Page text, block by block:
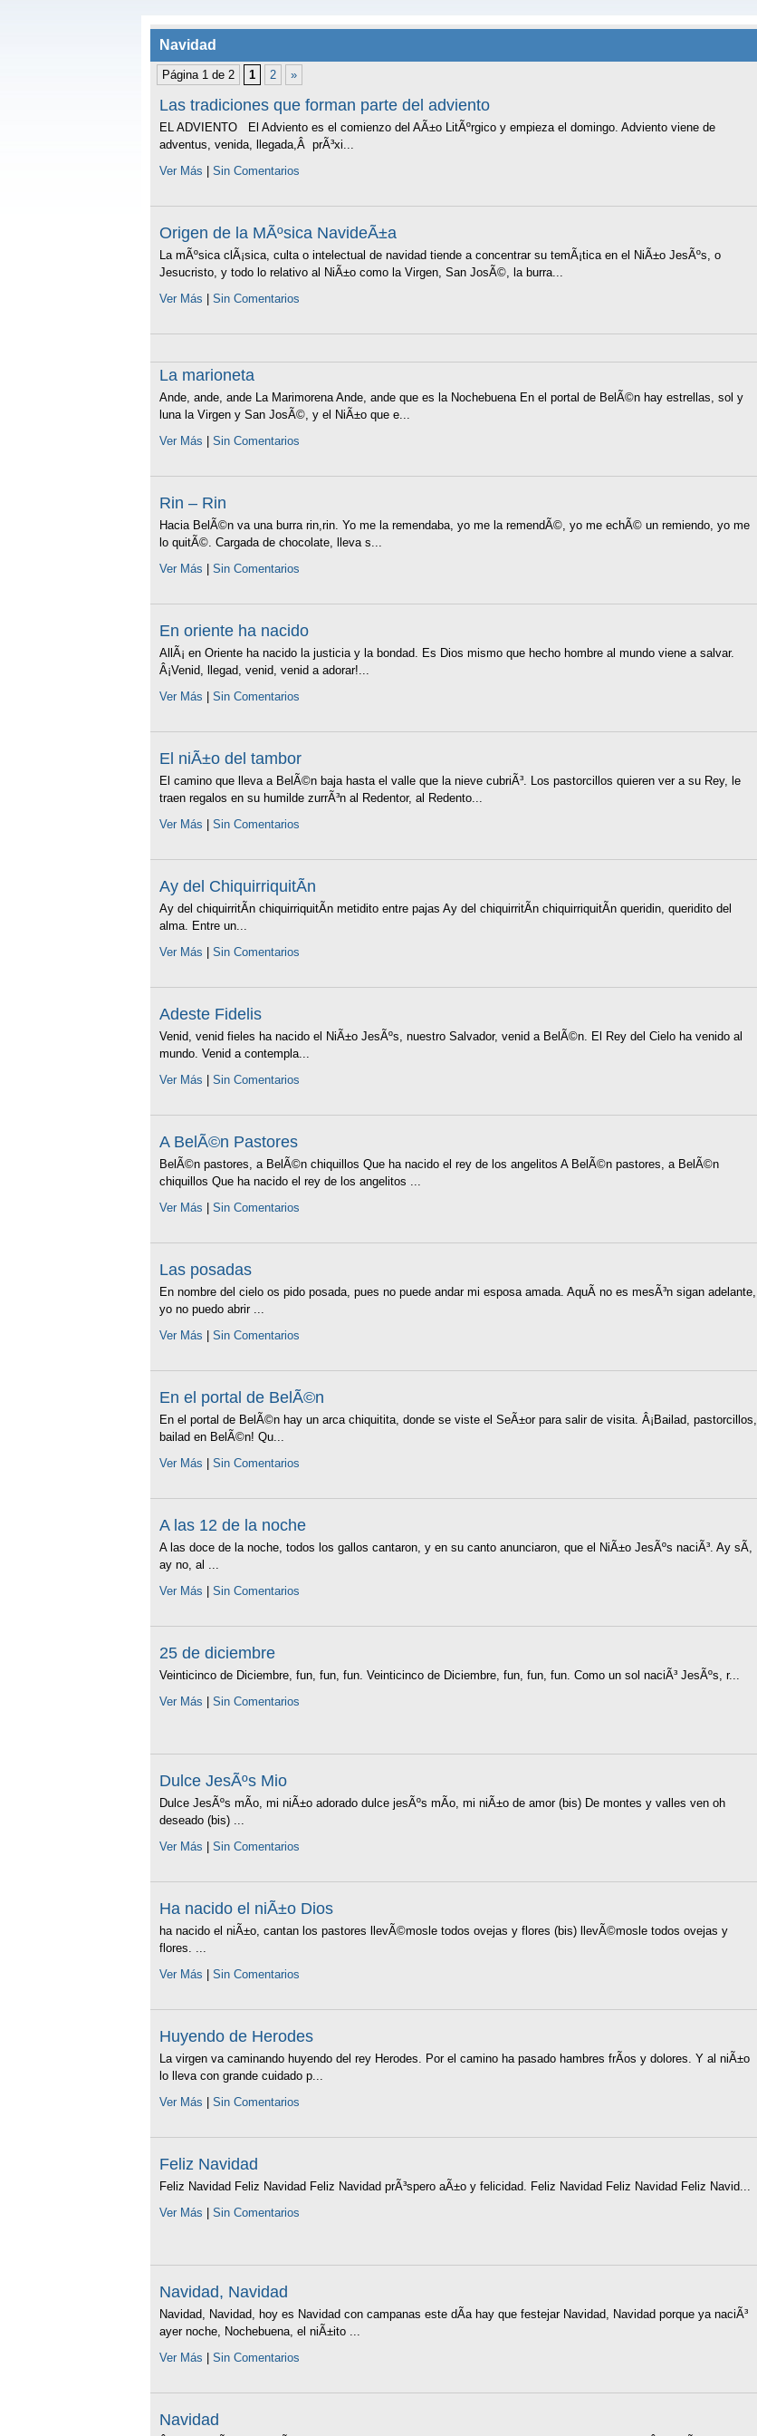
Navidad
Página 1 de 2 1 2 »
Las tradiciones que forman parte del adviento
EL ADVIENTO El Adviento es el comienzo del AÃ±o LitÃºrgico y empieza el domingo. Adviento viene de
adventus, venida, llegada,Â prÃ³xi...
Ver Más
Sin Comentarios
Origen de la MÃºsica NavideÃ±a
La mÃºsica clÃ¡sica, culta o intelectual de navidad tiende a concentrar su temÃ¡tica en el NiÃ±o JesÃºs, o
Jesucristo, y todo lo relativo al NiÃ±o como la Virgen, San JosÃ©, la burra...
Ver Más
Sin Comentarios
La marioneta
Ande, ande, ande La Marimorena Ande, ande que es la Nochebuena En el portal de BelÃ©n hay estrellas, sol y
luna la Virgen y San JosÃ©, y el NiÃ±o que e...
Ver Más
Sin Comentarios
Rin – Rin
Hacia BelÃ©n va una burra rin,rin. Yo me la remendaba, yo me la remendÃ©, yo me echÃ© un remiendo, yo me
lo quitÃ©. Cargada de chocolate, lleva s...
Ver Más
Sin Comentarios
En oriente ha nacido
AllÃ¡ en Oriente ha nacido la justicia y la bondad. Es Dios mismo que hecho hombre al mundo viene a salvar.
Â¡Venid, llegad, venid, venid a adorar!...
Ver Más
Sin Comentarios
El niÃ±o del tambor
El camino que lleva a BelÃ©n baja hasta el valle que la nieve cubriÃ³. Los pastorcillos quieren ver a su Rey, le
traen regalos en su humilde zurrÃ³n al Redentor, al Redento...
Ver Más
Sin Comentarios
Ay del ChiquirriquitÃ­n
Ay del chiquirritÃ­n chiquirriquitÃ­n metidito entre pajas Ay del chiquirritÃ­n chiquirriquitÃ­n queridin, queridito del
alma. Entre un...
Ver Más
Sin Comentarios
Adeste Fidelis
Venid, venid fieles ha nacido el NiÃ±o JesÃºs, nuestro Salvador, venid a BelÃ©n. El Rey del Cielo ha venido al
mundo. Venid a contempla...
Ver Más
Sin Comentarios
A BelÃ©n Pastores
BelÃ©n pastores, a BelÃ©n chiquillos Que ha nacido el rey de los angelitos A BelÃ©n pastores, a BelÃ©n
chiquillos Que ha nacido el rey de los angelitos ...
Ver Más
Sin Comentarios
Las posadas
En nombre del cielo os pido posada, pues no puede andar mi esposa amada. AquÃ­ no es mesÃ³n sigan adelante,
yo no puedo abrir ...
Ver Más
Sin Comentarios
En el portal de BelÃ©n
En el portal de BelÃ©n hay un arca chiquitita, donde se viste el SeÃ±or para salir de visita. Â¡Bailad, pastorcillos,
bailad en BelÃ©n! Qu...
Ver Más
Sin Comentarios
A las 12 de la noche
A las doce de la noche, todos los gallos cantaron, y en su canto anunciaron, que el NiÃ±o JesÃºs naciÃ³. Ay sÃ­,
ay no, al ...
Ver Más
Sin Comentarios
25 de diciembre
Veinticinco de Diciembre, fun, fun, fun. Veinticinco de Diciembre, fun, fun, fun. Como un sol naciÃ³ JesÃºs, r...
Ver Más
Sin Comentarios
Dulce JesÃºs Mio
Dulce JesÃºs mÃ­o, mi niÃ±o adorado dulce jesÃºs mÃ­o, mi niÃ±o de amor (bis) De montes y valles ven oh
deseado (bis) ...
Ver Más
Sin Comentarios
Ha nacido el niÃ±o Dios
ha nacido el niÃ±o, cantan los pastores llevÃ©mosle todos ovejas y flores (bis) llevÃ©mosle todos ovejas y
flores. ...
Ver Más
Sin Comentarios
Huyendo de Herodes
La virgen va caminando huyendo del rey Herodes. Por el camino ha pasado hambres frÃ­os y dolores. Y al niÃ±o
lo lleva con grande cuidado p...
Ver Más
Sin Comentarios
Feliz Navidad
Feliz Navidad Feliz Navidad Feliz Navidad prÃ³spero aÃ±o y felicidad. Feliz Navidad Feliz Navidad Feliz Navid...
Ver Más
Sin Comentarios
Navidad, Navidad
Navidad, Navidad, hoy es Navidad con campanas este dÃ­a hay que festejar Navidad, Navidad porque ya naciÃ³
ayer noche, Nochebuena, el niÃ±ito ...
Ver Más
Sin Comentarios
Navidad